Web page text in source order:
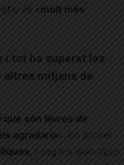
és «molt més
i tot ha superat les
mitjans de
que són lliures de
agradaria«. En primer
, i segons quin tipus